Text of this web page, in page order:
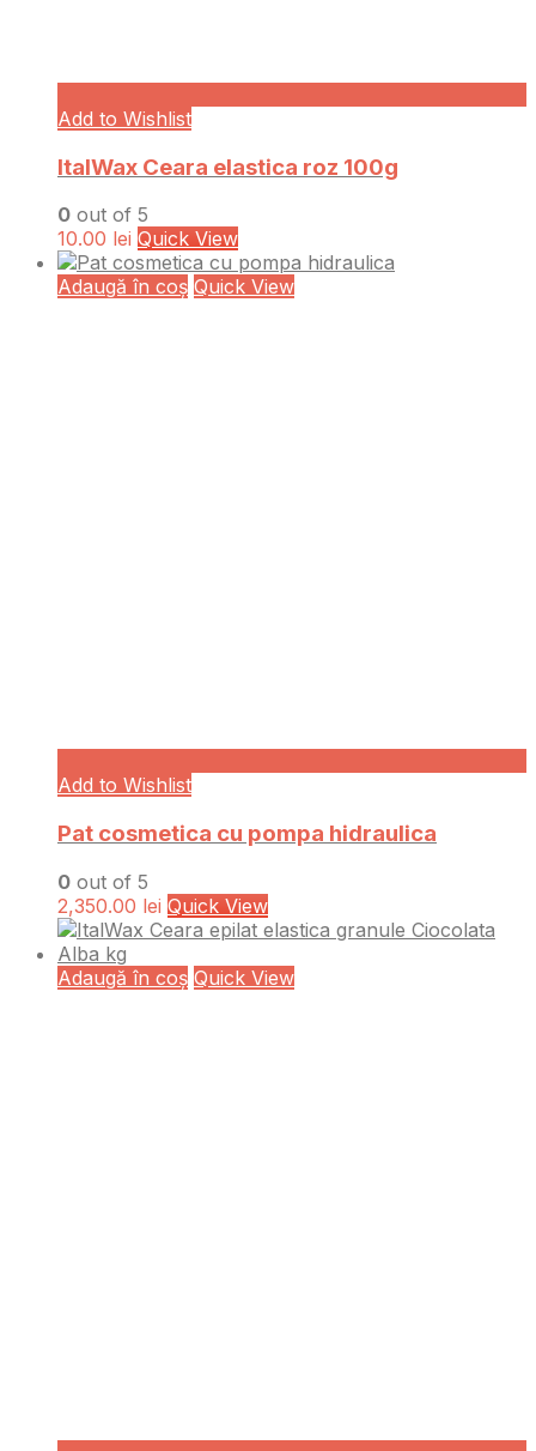
Add to Wishlist
ItalWax Ceara elastica roz 100g
0 out of 5
10.00 lei Quick View
Adaugă în coș Quick View
Add to Wishlist
Pat cosmetica cu pompa hidraulica
0 out of 5
2,350.00 lei Quick View
Adaugă în coș Quick View